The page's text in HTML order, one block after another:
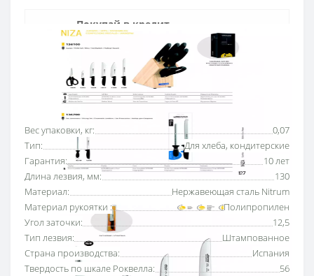
Вес упаковки, кг:
0,07
Тип:
Для хлеба, кондитерские
Гарантия:
10 лет
Длина лезвия, мм:
130
Материал:
Нержавеющая сталь Nitrum
Материал рукоятки :
Полипропилен
Угол заточки:
12,5
Тип лезвия:
Штампованное
Страна производства:
Испания
Твердость по шкале Роквелла:
56
Покупай в кредит
Оплата частями или мгновенная рассрочка